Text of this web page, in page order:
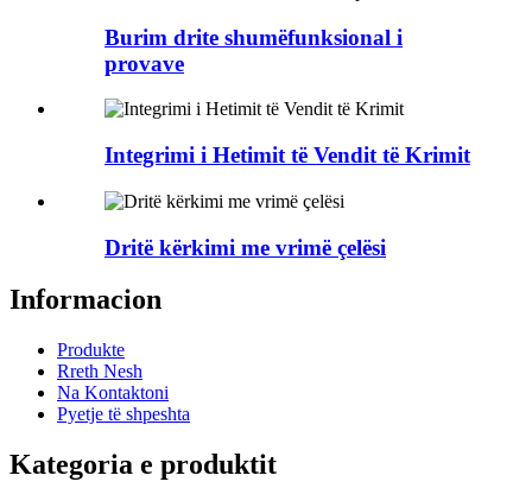
Burim drite shumëfunksional i
provave
Integrimi i Hetimit të Vendit të Krimit
Dritë kërkimi me vrimë çelësi
Informacion
Produkte
Rreth Nesh
Na Kontaktoni
Pyetje të shpeshta
Kategoria e produktit